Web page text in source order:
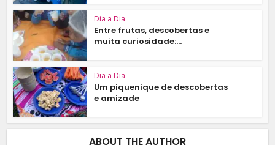
Dia a Dia
Entre frutas, descobertas e
muita curiosidade:...
Dia a Dia
Um piquenique de descobertas
e amizade
ABOUT THE AUTHOR